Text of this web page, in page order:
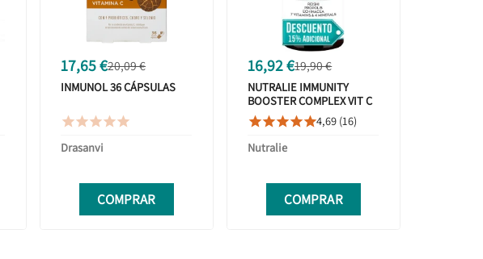
17,65 €20,09 €
INMUNOL 36 CÁPSULAS

Drasanvi
COMPRAR
16,92 €19,90 €
NUTRALIE IMMUNITY
BOOSTER COMPLEX VIT C
+ EQUINACEA + PRÓPOLIS
+ REISHI + ZINC + SELENIO
+ HIERRO 60 CÁPSULAS
4,69 (16)
Nutralie
COMPRAR